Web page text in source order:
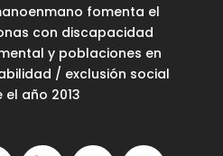
fomenta el
con discapacidad
y poblaciones en
/ exclusión social
el año 2013